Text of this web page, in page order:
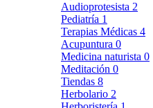
Audioprotesista 2
Pediatría 1
Terapias Médicas 4
Acupuntura 0
Medicina naturista 0
Meditación 0
Tiendas 8
Herbolario 2